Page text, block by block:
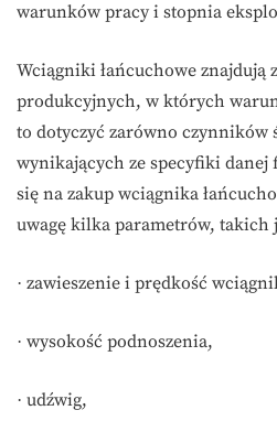
warunków pracy i stopnia
Wciągniki łańcuchowe znajdują
produkcyjnych, w których
to dotyczyć zarówno
wynikających ze specyfiki danej
się na zakup wciągnika
uwagę kilka parametrów, takich
· zawieszenie i prędkość
· wysokość podnoszenia,
· udźwig,